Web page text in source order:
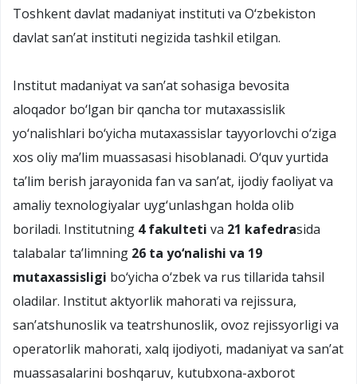
Toshkent davlat madaniyat instituti va О‘zbekiston
davlat san’at instituti negizida tashkil etilgan.
Institut madaniyat va san’at sohasiga bevosita
aloqador bо‘lgan bir qancha tor mutaxassislik
yо‘nalishlari bо‘yicha mutaxassislar tayyorlovchi о‘ziga
xos oliy ma’lim muassasasi hisoblanadi. О‘quv yurtida
ta’lim berish jarayonida fan va san’at, ijodiy faoliyat va
amaliy texnologiyalar uyg‘unlashgan holda olib
boriladi. Institutning 4 fakulteti va 21 kafedrasida
talabalar ta’limning 26 ta yо‘nalishi va 19
mutaxassisligi bо‘yicha о‘zbek va rus tillarida tahsil
oladilar. Institut aktyorlik mahorati va rejissura,
san’atshunoslik va teatrshunoslik, ovoz rejissyorligi va
operatorlik mahorati, xalq ijodiyoti, madaniyat va san’at
muassasalarini boshqaruv, kutubxona-axborot